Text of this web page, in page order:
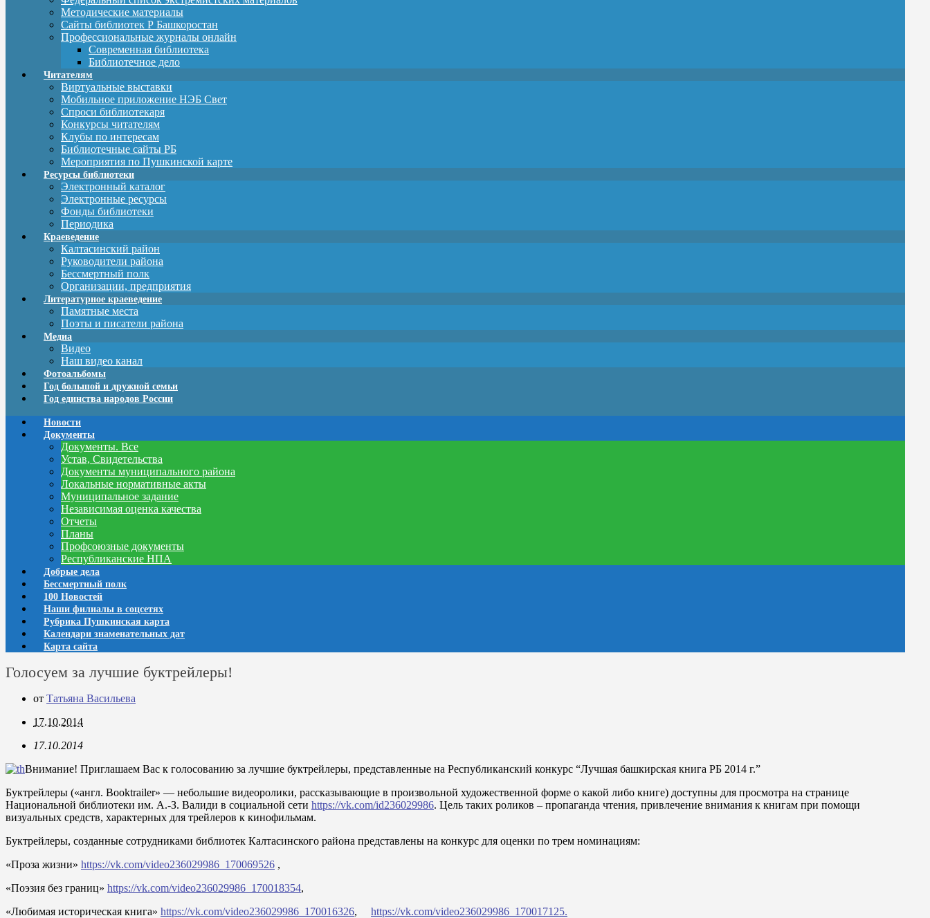
Методические материалы
Сайты библиотек Р Башкоростан
Профессиональные журналы онлайн
Современная библиотека
Библиотечное дело
Читателям
Виртуальные выставки
Мобильное приложение НЭБ Свет
Спроси библиотекаря
Конкурсы читателям
Клубы по интересам
Библиотечные сайты РБ
Мероприятия по Пушкинской карте
Ресурсы библиотеки
Электронный каталог
Электронные ресурсы
Фонды библиотеки
Периодика
Краеведение
Калтасинский район
Руководители района
Бессмертный полк
Организации, предприятия
Литературное краеведение
Памятные места
Поэты и писатели района
Медиа
Видео
Наш видео канал
Фотоальбомы
Год большой и дружной семьи
Год единства народов России
Новости
Документы
Документы. Все
Устав, Свидетельства
Документы муниципального района
Локальные нормативные акты
Муниципальное задание
Независимая оценка качества
Отчеты
Планы
Профсоюзные документы
Республиканские НПА
Добрые дела
Бессмертный полк
100 Новостей
Наши филиалы в соцсетях
Рубрика Пушкинская карта
Календари знаменательных дат
Карта сайта
Голосуем за лучшие буктрейлеры!
от Татьяна Васильева
17.10.2014
17.10.2014
Внимание! Приглашаем Вас к голосованию за лучшие буктрейлеры, представленные на Республиканский конкурс “Лучшая башкирская книга РБ 2014 г.”
Буктрейлеры («англ. Booktrailer» — небольшие видеоролики, рассказывающие в произвольной художественной форме о какой либо книге) доступны для просмотра на странице
Национальной библиотеки им. А.-З. Валиди в социальной сети https://vk.com/id236029986. Цель таких роликов – пропаганда чтения, привлечение внимания к книгам при помощи
визуальных средств, характерных для трейлеров к кинофильмам.
Буктрейлеры, созданные сотрудниками библиотек Калтасинского района представлены на конкурс для оценки по трем номинациям:
«Проза жизни» https://vk.com/video236029986_170069526 ,
«Поэзия без границ» https://vk.com/video236029986_170018354,
«Любимая историческая книга» https://vk.com/video236029986_170016326, https://vk.com/video236029986_170017125.